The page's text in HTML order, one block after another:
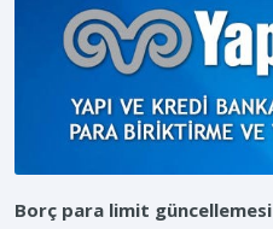
Borç para limit güncellemesi